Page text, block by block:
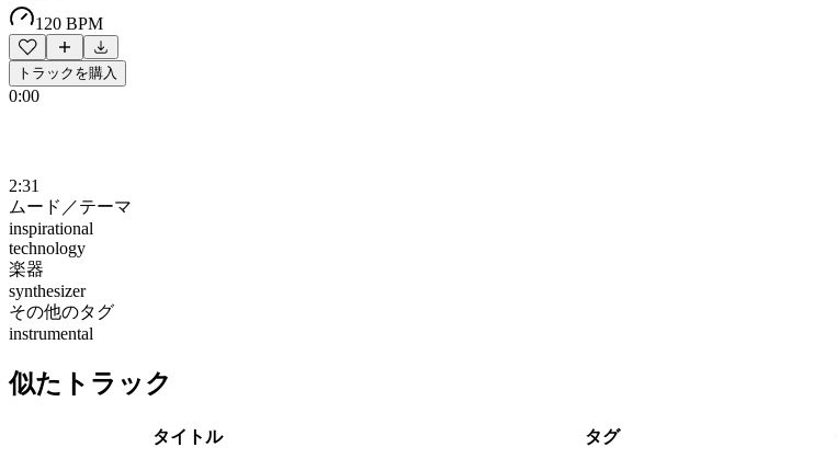
120 BPM
トラックを購入
0:00
2:31
ムード／テーマ
inspirational
technology
楽器
synthesizer
その他のタグ
instrumental
似たトラック
タイトル タグ